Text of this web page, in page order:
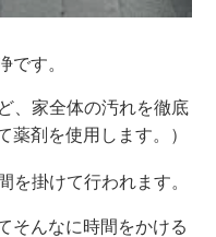
です。
、家全体の汚れを徹底
薬剤を使用します。）
を掛けて行われます。
そんなに時間をかける